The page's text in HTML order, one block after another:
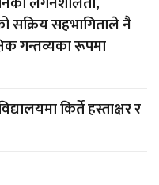
सक्रिय सहभागिताले नै
गन्तव्यका रूपमा
किर्ते हस्ताक्षर र